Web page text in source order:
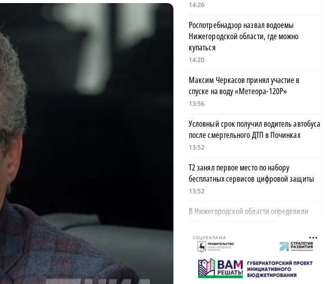
14:26
Роспотребнадзор назвал водоемы
Нижегородской области, где можно
купаться
14:20
Максим Черкасов принял участие в
спуске на воду «Метеора-120Р»
13:56
Условный срок получил водитель автобуса
после смертельного ДТП в Починках
13:52
Т2 занял первое место по набору
бесплатных сервисов цифровой защиты
13:52
В Нижегородской области определили
13:43
Пассажир автомобиля погиб в ДТП в
Воскресенском округе
13:39
СОЦРЕКЛАМА